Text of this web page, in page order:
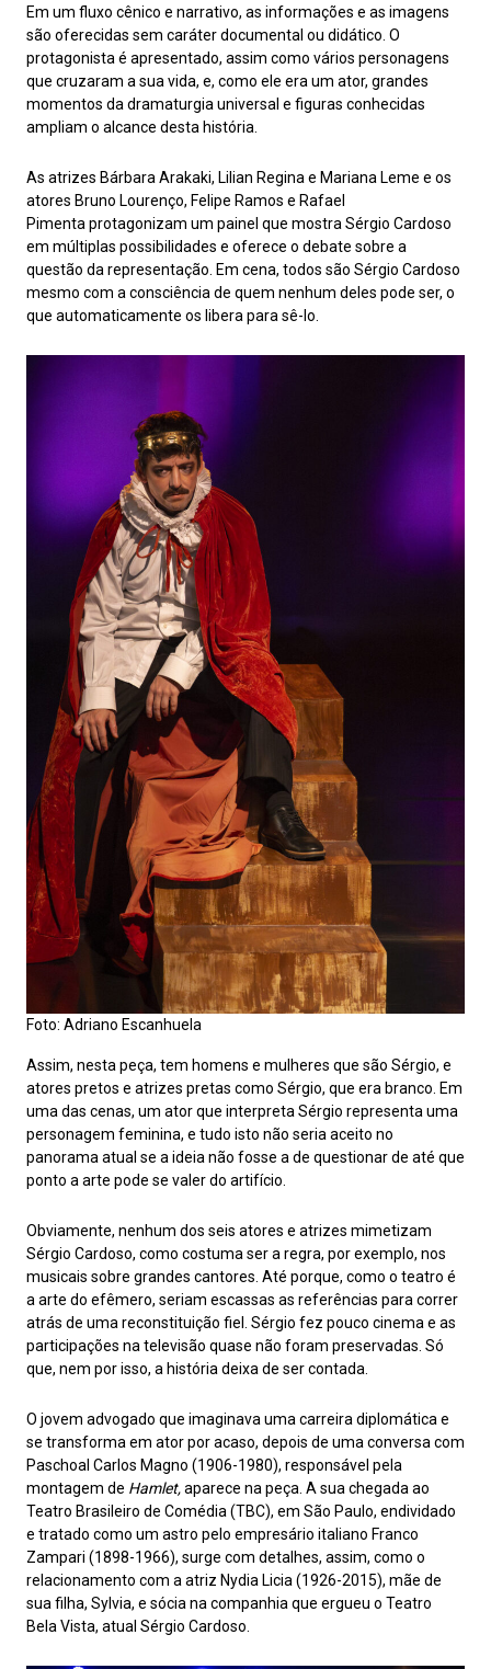
Em um fluxo cênico e narrativo, as informações e as imagens
são oferecidas sem caráter documental ou didático. O
protagonista é apresentado, assim como vários personagens
que cruzaram a sua vida, e, como ele era um ator, grandes
momentos da dramaturgia universal e figuras conhecidas
ampliam o alcance desta história.
As atrizes Bárbara Arakaki, Lilian Regina e Mariana Leme e os
atores Bruno Lourenço, Felipe Ramos e Rafael
Pimenta protagonizam um painel que mostra Sérgio Cardoso
em múltiplas possibilidades e oferece o debate sobre a
questão da representação. Em cena, todos são Sérgio Cardoso
mesmo com a consciência de quem nenhum deles pode ser, o
que automaticamente os libera para sê-lo.
Foto: Adriano Escanhuela
Assim, nesta peça, tem homens e mulheres que são Sérgio, e
atores pretos e atrizes pretas como Sérgio, que era branco. Em
uma das cenas, um ator que interpreta Sérgio representa uma
personagem feminina, e tudo isto não seria aceito no
panorama atual se a ideia não fosse a de questionar de até que
ponto a arte pode se valer do artifício.
Obviamente, nenhum dos seis atores e atrizes mimetizam
Sérgio Cardoso, como costuma ser a regra, por exemplo, nos
musicais sobre grandes cantores. Até porque, como o teatro é
a arte do efêmero, seriam escassas as referências para correr
atrás de uma reconstituição fiel. Sérgio fez pouco cinema e as
participações na televisão quase não foram preservadas. Só
que, nem por isso, a história deixa de ser contada.
O jovem advogado que imaginava uma carreira diplomática e
se transforma em ator por acaso, depois de uma conversa com
Paschoal Carlos Magno (1906-1980), responsável pela
montagem de Hamlet,aparece na peça. A sua chegada ao
Teatro Brasileiro de Comédia (TBC), em São Paulo, endividado
e tratado como um astro pelo empresário italiano Franco
Zampari (1898-1966), surge com detalhes, assim, como o
relacionamento com a atriz Nydia Licia (1926-2015), mãe de
sua filha, Sylvia, e sócia na companhia que ergueu o Teatro
Bela Vista, atual Sérgio Cardoso.